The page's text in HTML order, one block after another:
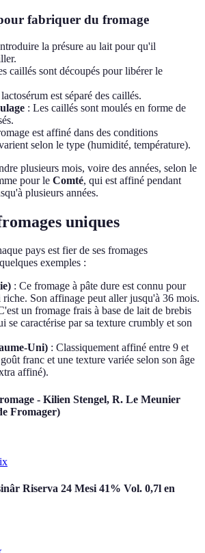
fabriquer du fromage
la présure au lait pour qu'il
caillés sont découpés pour libérer le
est séparé des caillés.
: Les caillés sont moulés en forme de
est affiné dans des conditions
selon le type (humidité, température).
plusieurs mois, voire des années, selon le
pour le Comté, qui est affiné pendant
plusieurs années.
uniques
pays est fier de ses fromages
exemples :
: Ce fromage à pâte dure est connu pour
Son affinage peut aller jusqu'à 36 mois.
un fromage frais à base de lait de brebis
se caractérise par sa texture crumbly et son
Uni) : Classiquement affiné entre 9 et
franc et une texture variée selon son âge
affiné).
- Kilien Stengel, R. Le Meunier
Fromager)
Riserva 24 Mesi 41% Vol. 0,7l en